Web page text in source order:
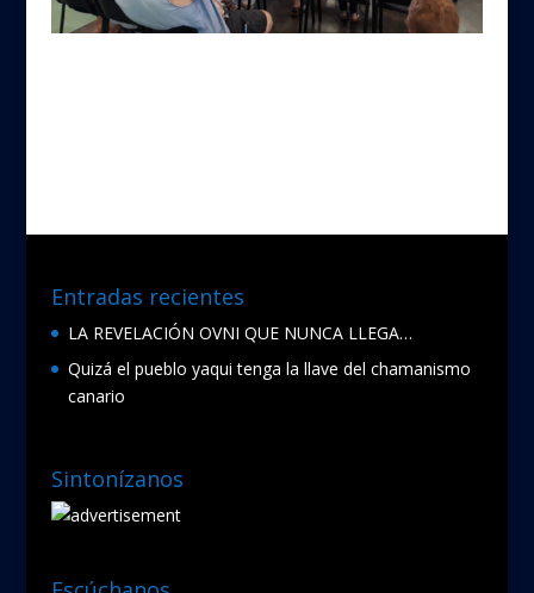
Entradas recientes
LA REVELACIÓN OVNI QUE NUNCA LLEGA…
Quizá el pueblo yaqui tenga la llave del chamanismo
canario
Sintonízanos